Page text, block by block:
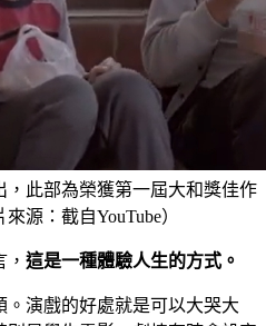
此部為榮獲第一屆大和獎佳作
源：截自YouTube）
這是一種體驗人生的方式。
。演戲的好處就是可以大哭大